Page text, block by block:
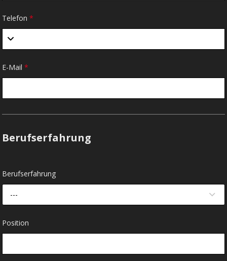
Telefon*
E-Mail*
Berufserfahrung
Berufserfahrung
---
Position